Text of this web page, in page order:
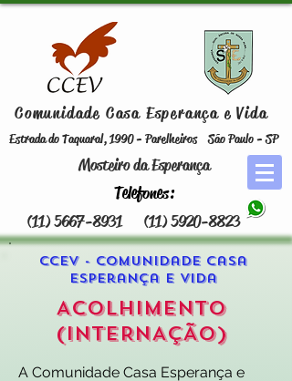
Comunidade Casa Esperança e Vida
Estrada do Taquaral, 1990 - Parelheiros São Paulo - SP
Mosteiro da Esperança
Telefones:
(11) 5667-8931 (11) 5920-8823
CCEV - Comunidade Casa
Esperança e Vida
ACOLHIMENTO
(INTERNAÇÃO)
A Comunidade Casa Esperança e